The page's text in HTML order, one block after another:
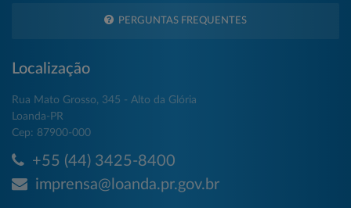
PERGUNTAS FREQUENTES
Localização
Rua Mato Grosso, 345 - Alto da Glória
Loanda-PR
Cep: 87900-000
+55 (44) 3425-8400
imprensa@loanda.pr.gov.br